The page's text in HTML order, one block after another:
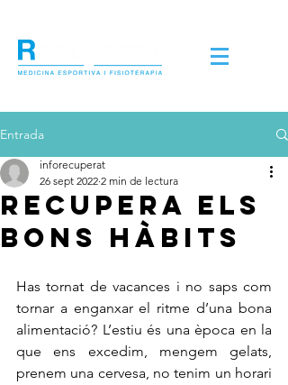
Entrada
RECUPERA ELS
BONS HÀBITS
inforecuperat
26 sept 2022 2 min de lectura
Has tornat de vacances i no saps com
tornar a enganxar el ritme d’una bona
alimentació? L’estiu és una època en la
que ens excedim, mengem gelats,
prenem una cervesa, no tenim un horari